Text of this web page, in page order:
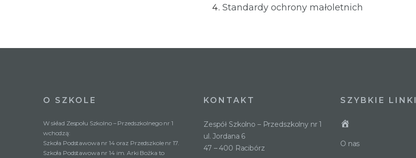
Standardy ochrony małoletnich
O SZKOLE
W skład Zespołu Szkolno – Przedszkolnego nr 1
wchodzą:
Szkoła Podstawowa nr 14 oraz Przedszkole nr 17.
Szkoła Podstawowa nr 14 im. Arki Bożka to
KONTAKT
Zespół Szkolno – Przedszkolny nr 1
ul. Jordana 6
47 – 400 Racibórz
SZYBKIE LINKI
O nas